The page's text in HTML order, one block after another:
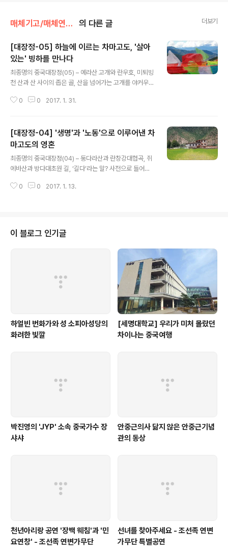
매체기고/매체연재완료 의 다른 글 더보기
[대장정-05] 하늘에 이르는 차마고도, '살아
있는' 빙하를 만나다
최종명의 중국대장정(05) – 예라산 고개와 란우호, 미퇴빙
천 산과 산 사이의 좁은 골, 산을 넘어가는 고개를 야커우
는 다르초가 무수히 휘날리고 있다. 아무리 봐도 티베트 글
작한 것일지도 모른다. 해발을 점점 낮출 것 같은 세찬 바람
을 따라 어디론가 영원히 떠나갈 것처럼 다르초에 새긴 부
처의 바람은 폭풍처럼 흔들리고 있다. Mp-05-01 예라산
고개의 다르초 고개를 넘자, 펼쳐놓은 시야는 그야말로 장
관이다. 구름 사이로 드러난 새파란 하늘로 햇살이 비친 산
에는 이리저리 금을 그은 듯 길이 나부끼고 있다. 가로와 세
0 0 2017. 1. 31.
[대장정-04] '생명'과 '노동'으로 이루어낸 차
마고도의 영혼
최종명의 중국대장정(04) – 둥다라산과 란창강대협곡, 쥐
에바산과 방다대초원 길, ‘길다’라는 말? 사전으로 들어가
말이라고 해도 좋다. 그 길이 긴 만큼 보고 듣고 느낄 일도
혜의 승리가 아닐 수 없다. 2천 킬로미터가 넘는 아스팔트
길을 달리는데도 숨이 가쁜데 말은 어떻게 ‘생명’이자 ‘노
동’을 승화시킨 것인가? 생명을 이어주려는 노동, 이것이
차마고도의 정신이다. 국도 214번 도로는 여전히 북쪽을
향해 달린다. 쾌청한 날씨라 선명한 빛깔의 하늘과 구름, 연
0 0 2017. 1. 13.
이 블로그 인기글
하얼빈 번화가와 성 소피아성당의
화려한 빛깔
[세명대학교] 우리가 미처 몰랐던
차이나는 중국여행
박진영의 'JYP' 소속 중국가수 장
샤샤
안중근의사 닮지 않은 안중근기념
관의 동상
천년아리랑 공연 '장백 웨침'과 '민
요연창' - 조선족 연변가무단
선녀를 찾아주세요 - 조선족 연변
가무단 특별공연